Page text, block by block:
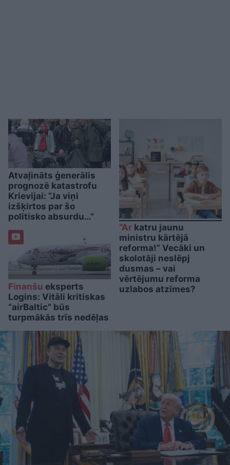
Atvaļināts ģenerālis
prognozē katastrofu
Krievijai: “Ja viņi
izšķirtos par šo
politisko absurdu…”
Finanšu eksperts
Logins: Vitāli kritiskas
“airBaltic” būs
turpmākās trīs nedēļas
“Ar katru jaunu
ministru kārtējā
reforma!” Vecāki un
skolotāji neslēpj
dusmas – vai
vērtējumu reforma
uzlabos atzīmes?